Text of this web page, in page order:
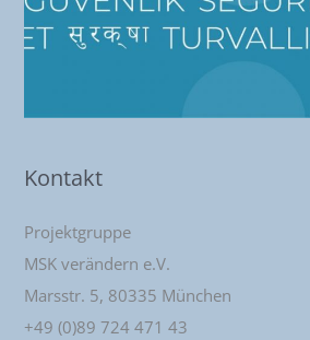
Kontakt
Projektgruppe
MSK verändern e.V.
Marsstr. 5, 80335 München
+49 (0)89 724 471 43